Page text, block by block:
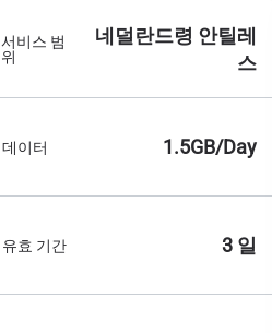
서비스 범
위
네덜란드령 안틸레
스
데이터 1.5GB/Day
유효 기간 3 일